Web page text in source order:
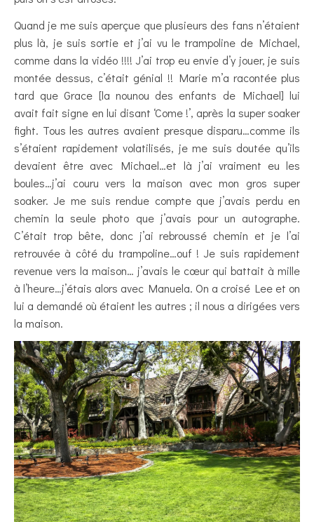
Quand je me suis aperçue que plusieurs des fans n’étaient
plus là, je suis sortie et j’ai vu le trampoline de Michael,
comme dans la vidéo !!!! J’ai trop eu envie d’y jouer, je suis
montée dessus, c’était génial !! Marie m’a racontée plus
tard que Grace [la nounou des enfants de Michael] lui
avait fait signe en lui disant ‘Come !’, après la super soaker
fight. Tous les autres avaient presque disparu…comme ils
s’étaient rapidement volatilisés, je me suis doutée qu’ils
devaient être avec Michael…et là j’ai vraiment eu les
boules…j’ai couru vers la maison avec mon gros super
soaker. Je me suis rendue compte que j’avais perdu en
chemin la seule photo que j’avais pour un autographe.
C’était trop bête, donc j’ai rebroussé chemin et je l’ai
retrouvée à côté du trampoline…ouf ! Je suis rapidement
revenue vers la maison… j’avais le cœur qui battait à mille
à l’heure…j’étais alors avec Manuela. On a croisé Lee et on
lui a demandé où étaient les autres ; il nous a dirigées vers
la maison.